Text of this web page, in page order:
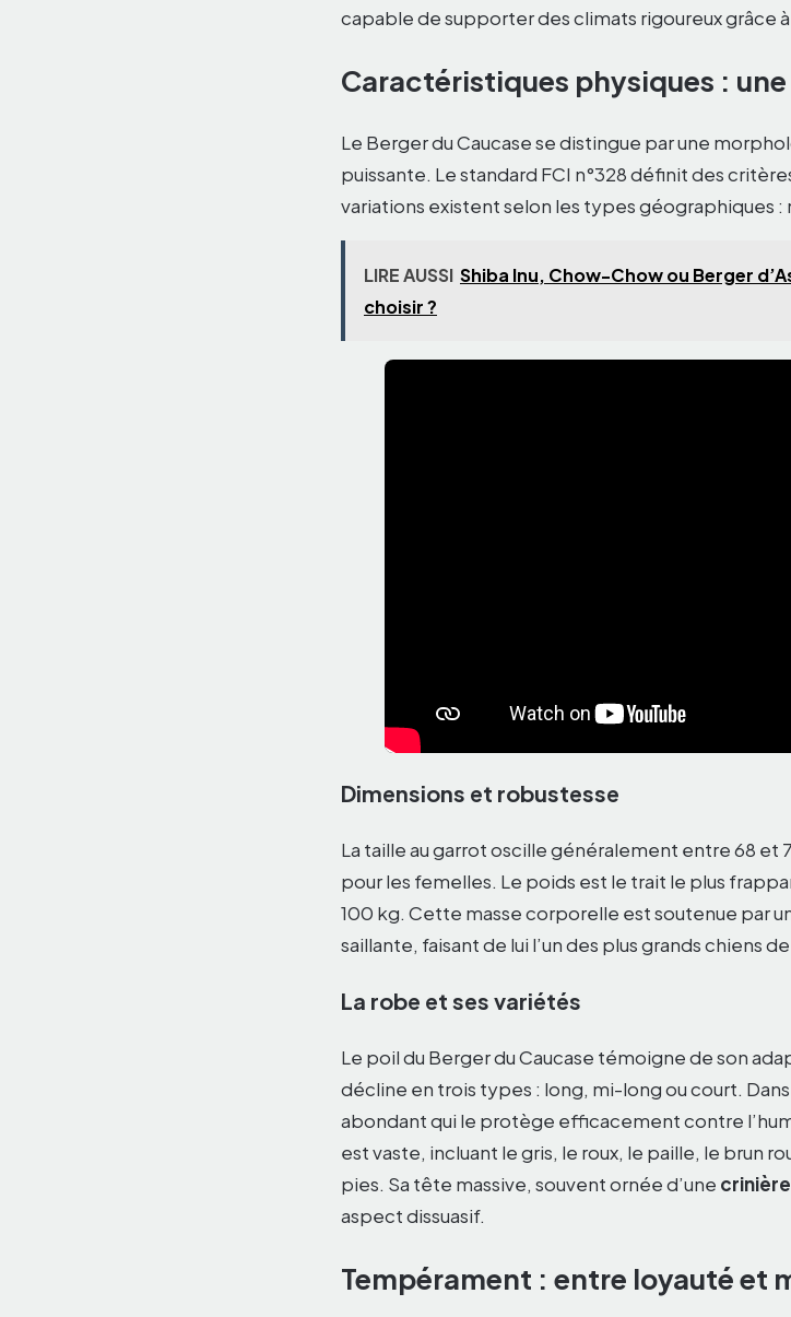
capable de supporter des climats rigoureux grâce
Caractéristiques physiques :
Le Berger du Caucase se distingue par une
puissante. Le standard FCI n°328 définit des
variations existent selon les types géographiques
LIRE AUSSI Shiba Inu, Chow-Chow ou Berger
choisir ?
Dimensions et robustesse
La taille au garrot oscille généralement entre 68 et
pour les femelles. Le poids est le trait le plus
100 kg. Cette masse corporelle est soutenue par
saillante, faisant de lui l’un des plus grands chiens
La robe et ses variétés
Le poil du Berger du Caucase témoigne de son
décline en trois types : long, mi-long ou court.
abondant qui le protège efficacement contre
est vaste, incluant le gris, le roux, le paille, le brun
pies. Sa tête massive, souvent ornée d’une
aspect dissuasif.
Tempérament : entre loyauté et